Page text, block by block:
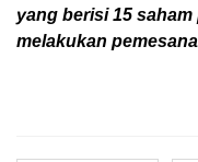
yang berisi 15
melakukan